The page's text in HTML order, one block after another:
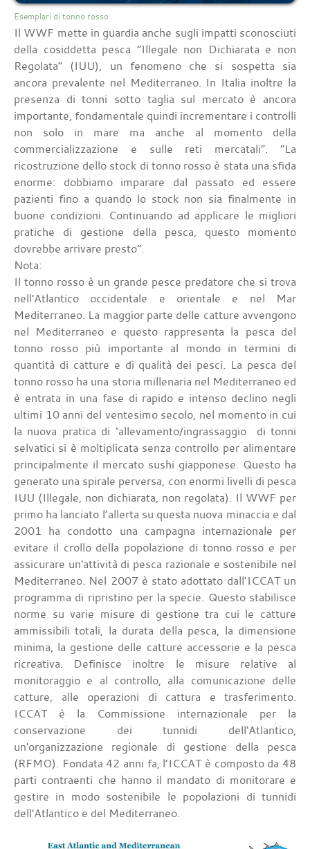
Esemplari di tonno rosso
Il WWF mette in guardia anche sugli impatti sconosciuti
della cosiddetta pesca “Illegale non Dichiarata e non
Regolata” (IUU), un fenomeno che si sospetta sia
ancora prevalente nel Mediterraneo. In Italia inoltre la
presenza di tonni sotto taglia sul mercato è ancora
importante, fondamentale quindi incrementare i controlli
non solo in mare ma anche al momento della
commercializzazione e sulle reti mercatali”. “La
ricostruzione dello stock di tonno rosso è stata una sfida
enorme: dobbiamo imparare dal passato ed essere
pazienti fino a quando lo stock non sia finalmente in
buone condizioni. Continuando ad applicare le migliori
pratiche di gestione della pesca, questo momento
dovrebbe arrivare presto”.
Nota:
Il tonno rosso è un grande pesce predatore che si trova
nell'Atlantico occidentale e orientale e nel Mar
Mediterraneo. La maggior parte delle catture avvengono
nel Mediterraneo e questo rappresenta la pesca del
tonno rosso più importante al mondo in termini di
quantità di catture e di qualità dei pesci. La pesca del
tonno rosso ha una storia millenaria nel Mediterraneo ed
è entrata in una fase di rapido e intenso declino negli
ultimi 10 anni del ventesimo secolo, nel momento in cui
la nuova pratica di ‘allevamento/ingrassaggio di tonni
selvatici si è moltiplicata senza controllo per alimentare
principalmente il mercato sushi giapponese. Questo ha
generato una spirale perversa, con enormi livelli di pesca
IUU (Illegale, non dichiarata, non regolata). Il WWF per
primo ha lanciato l’allerta su questa nuova minaccia e dal
2001 ha condotto una campagna internazionale per
evitare il crollo della popolazione di tonno rosso e per
assicurare un'attività di pesca razionale e sostenibile nel
Mediterraneo. Nel 2007 è stato adottato dall’ICCAT un
programma di ripristino per la specie. Questo stabilisce
norme su varie misure di gestione tra cui le catture
ammissibili totali, la durata della pesca, la dimensione
minima, la gestione delle catture accessorie e la pesca
ricreativa. Definisce inoltre le misure relative al
monitoraggio e al controllo, alla comunicazione delle
catture, alle operazioni di cattura e trasferimento.
ICCAT è la Commissione internazionale per la
conservazione dei tunnidi dell'Atlantico,
un'organizzazione regionale di gestione della pesca
(RFMO). Fondata 42 anni fa, l’ICCAT è composto da 48
parti contraenti che hanno il mandato di monitorare e
gestire in modo sostenibile le popolazioni di tunnidi
dell'Atlantico e del Mediterraneo.